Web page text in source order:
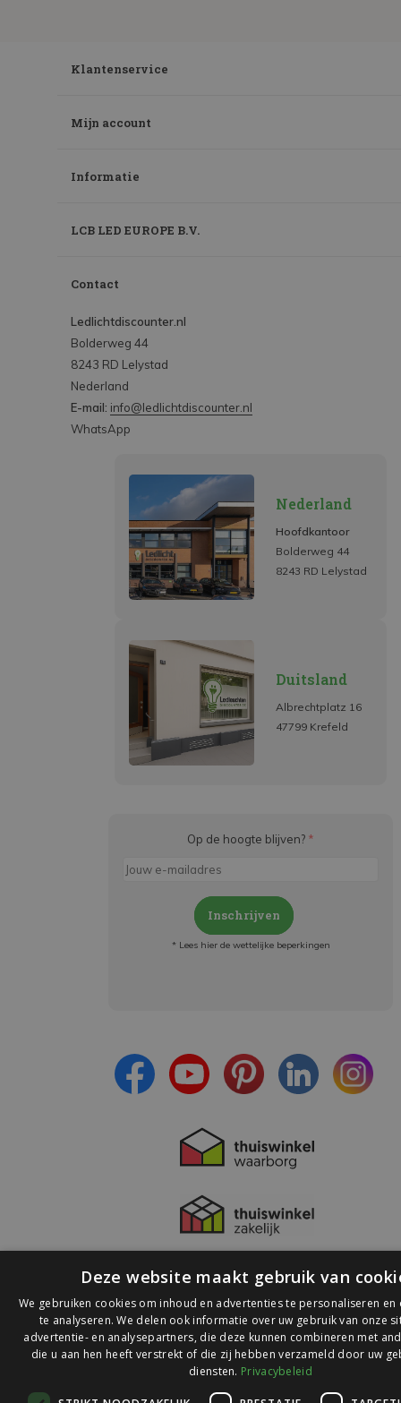
Klantenservice
Mijn account
Informatie
LCB LED EUROPE B.V.
Contact
Ledlichtdiscounter.nl
Bolderweg 44
8243 RD Lelystad
Nederland
E-mail: info@ledlichtdiscounter.nl
WhatsApp
Nederland
Hoofdkantoor
Bolderweg 44
8243 RD Lelystad
Duitsland
Albrechtplatz 16
47799 Krefeld
Op de hoogte blijven? *
Inschrijven
* Lees hier de wettelijke beperkingen
© 2026 Ledlichtdiscounter.nl
Deze website maakt gebruik van
We gebruiken cookies om inhoud en advertenties te personaliseren en
te analyseren. We delen ook informatie over uw gebruik van onze
advertentie- en analysepartners, die deze kunnen combineren met
die u aan hen heeft verstrekt of die zij hebben verzameld door uw
diensten. Privacybeleid